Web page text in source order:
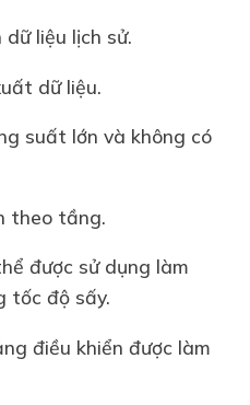
liệu lịch sử.
dữ liệu.
suất lớn và không có
theo tầng.
được sử dụng làm
tốc độ sấy.
điều khiển được làm